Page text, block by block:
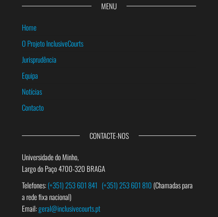
MENU
Home
O Projeto InclusiveCourts
Jurisprudência
Equipa
Notícias
Contacto
CONTACTE-NOS
Universidade do Minho,
Largo do Paço 4700-320 BRAGA
Telefones:(+351) 253 601 841 (+351) 253 601 810 (Chamadas para
a rede fixa nacional)
Email:geral@inclusivecourts.pt